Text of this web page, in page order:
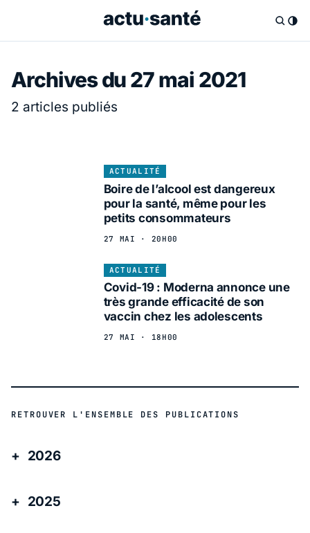
Archives du 27 mai 2021
2 articles publiés
ACTUALITÉ
Boire de l’alcool est dangereux
pour la santé, même pour les
petits consommateurs
27 MAI · 20H00
ACTUALITÉ
Covid-19 : Moderna annonce une
très grande efficacité de son
vaccin chez les adolescents
27 MAI · 18H00
RETROUVER L'ENSEMBLE DES PUBLICATIONS
2026
2025